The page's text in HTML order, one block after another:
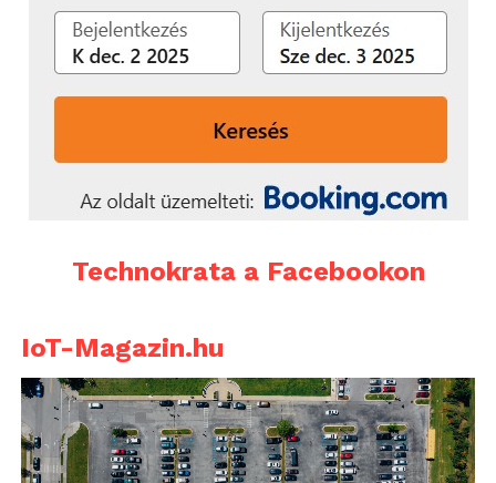
Technokrata a Facebookon
IoT-Magazin.hu